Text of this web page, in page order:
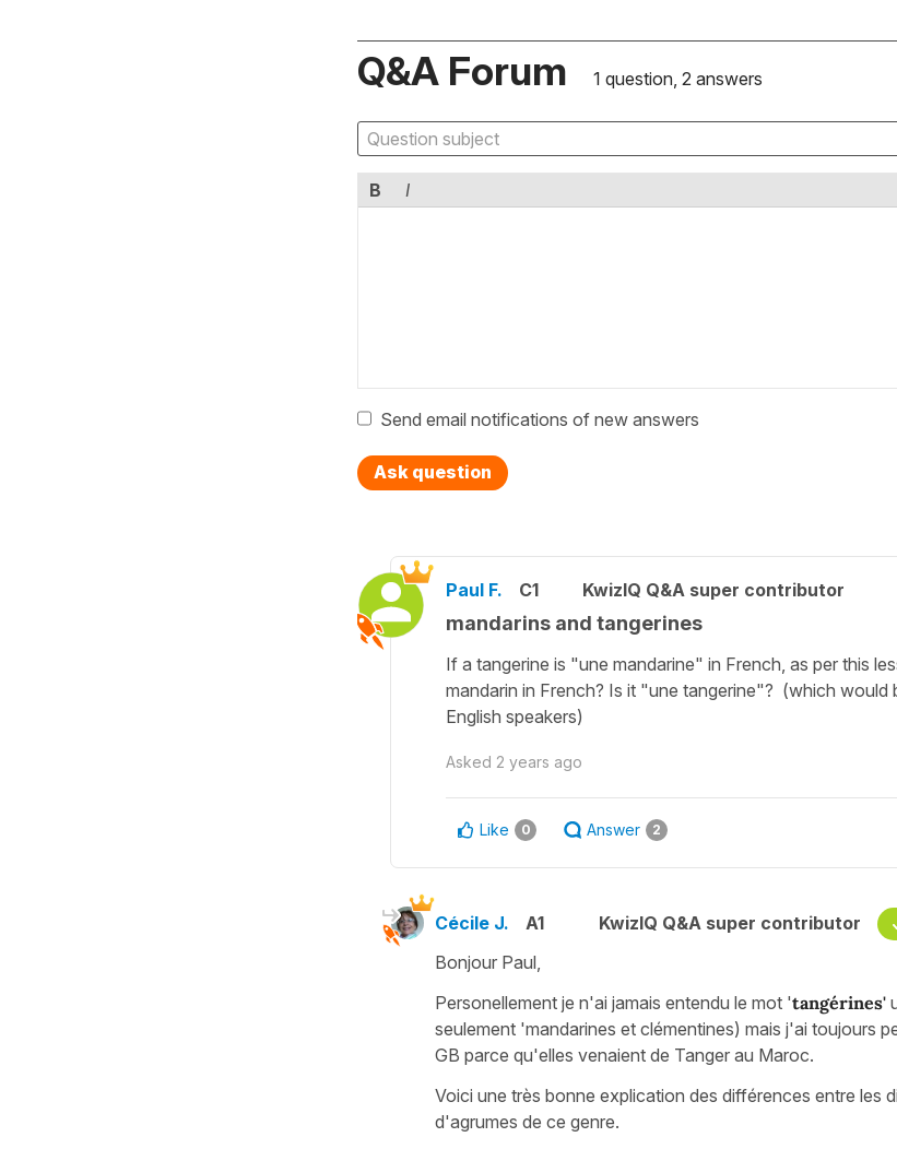
Q&A Forum 1 question, 2 answers
B I
Send email notifications of new answers
Ask question
Paul F. C1 KwizIQ Q&A super contributor
mandarins and tangerines
If a tangerine is "une mandarine" in French, as per this
mandarin in French? Is it "une tangerine"? (which would
English speakers)
Asked 2 years ago
Like 0 Answer 2
Cécile J. A1 KwizIQ Q&A super contributor
Bonjour Paul,
Personellement je n'ai jamais entendu le mot 'tangérines'
seulement 'mandarines et clémentines) mais j'ai toujours
GB parce qu'elles venaient de Tanger au Maroc.
Voici une très bonne explication des différences entre les
d'agrumes de ce genre.